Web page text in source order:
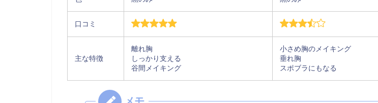
口コミ
主な特徴
離れ胸
しっかり支える
谷間メイキング
小さめ胸のメイキング
垂れ胸
スポブラにもなる